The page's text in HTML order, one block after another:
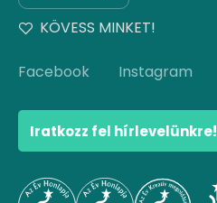
KÖVESS MINKET!
Facebook Instagram
Iratkozz fel hírlevelünkre!